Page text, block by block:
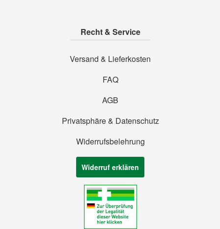
Recht & Service
Versand & Lieferkosten
FAQ
AGB
Privatsphäre & Datenschutz
Widerrufsbelehrung
Widerruf erklären